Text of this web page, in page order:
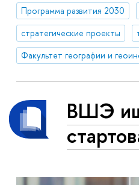
Программа развития 2030
стратегические проекты
ВШЭ